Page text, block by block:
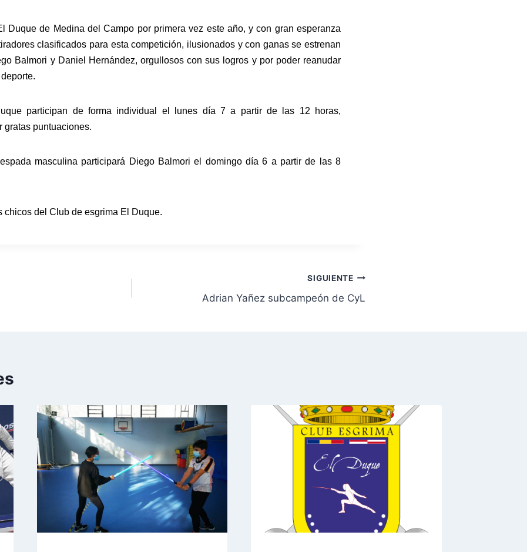
Duque de Medina del Campo por primera vez este año, y con gran esperanza
clasificados para esta competición, ilusionados y con ganas se estrenan
Balmori y Daniel Hernández, orgullosos con sus logros y por poder reanudar
participan de forma individual el lunes día 7 a partir de las 12 horas,
gratas puntuaciones.
masculina participará Diego Balmori el domingo día 6 a partir de las 8
chicos del Club de esgrima El Duque.
SIGUIENTE
Adrian Yañez subcampeón de CyL